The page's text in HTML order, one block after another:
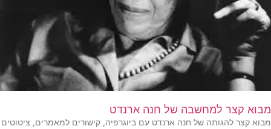
מבוא קצר למחשבה של חנה ארנדט
מבוא קצר להגותה של חנה ארנדט עם ביוגרפיה, קישורים למאמרים, ציטוטים